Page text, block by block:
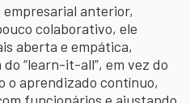
anterior,
colaborativo, ele
aberta e empática,
“learn-it-all”, em vez do
o aprendizado contínuo,